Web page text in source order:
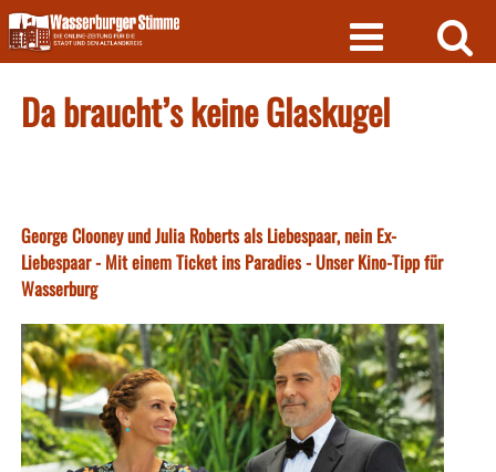
Skip
to
content
Da braucht’s keine Glaskugel
George Clooney und Julia Roberts als Liebespaar, nein Ex-
Liebespaar - Mit einem Ticket ins Paradies - Unser Kino-Tipp für
Wasserburg